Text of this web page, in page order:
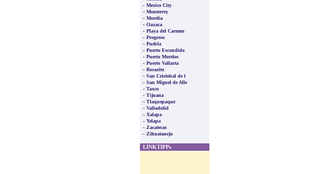
- Mexico City
- Monterrey
- Morelia
- Oaxaca
- Playa del Carmen
- Progreso
- Puebla
- Puerto Escondido
- Puerto Morelos
- Puerto Vallarta
- Rosarito
- San Cristobal de l
- San Miguel de Alle
- Taxco
- Tijuana
- Tlaquepaque
- Valladolid
- Xalapa
- Yelapa
- Zacatecas
- Zihuatanejo
LINKTIPPs